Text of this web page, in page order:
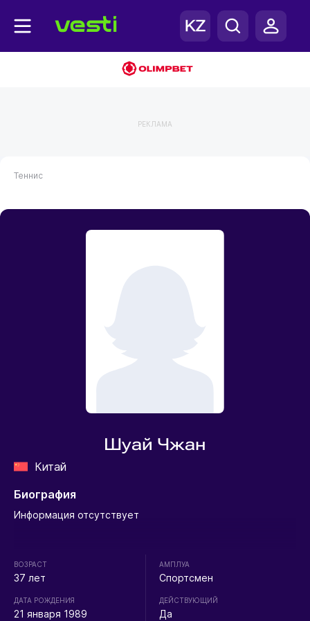
РЕКЛАМА
Теннис
Шуай Чжан
Китай
Биография
Информация отсутствует
ВОЗРАСТ
37 лет
ДАТА РОЖДЕНИЯ
21 января 1989
АМПЛУА
Спортсмен
ДЕЙСТВУЮЩИЙ
Да